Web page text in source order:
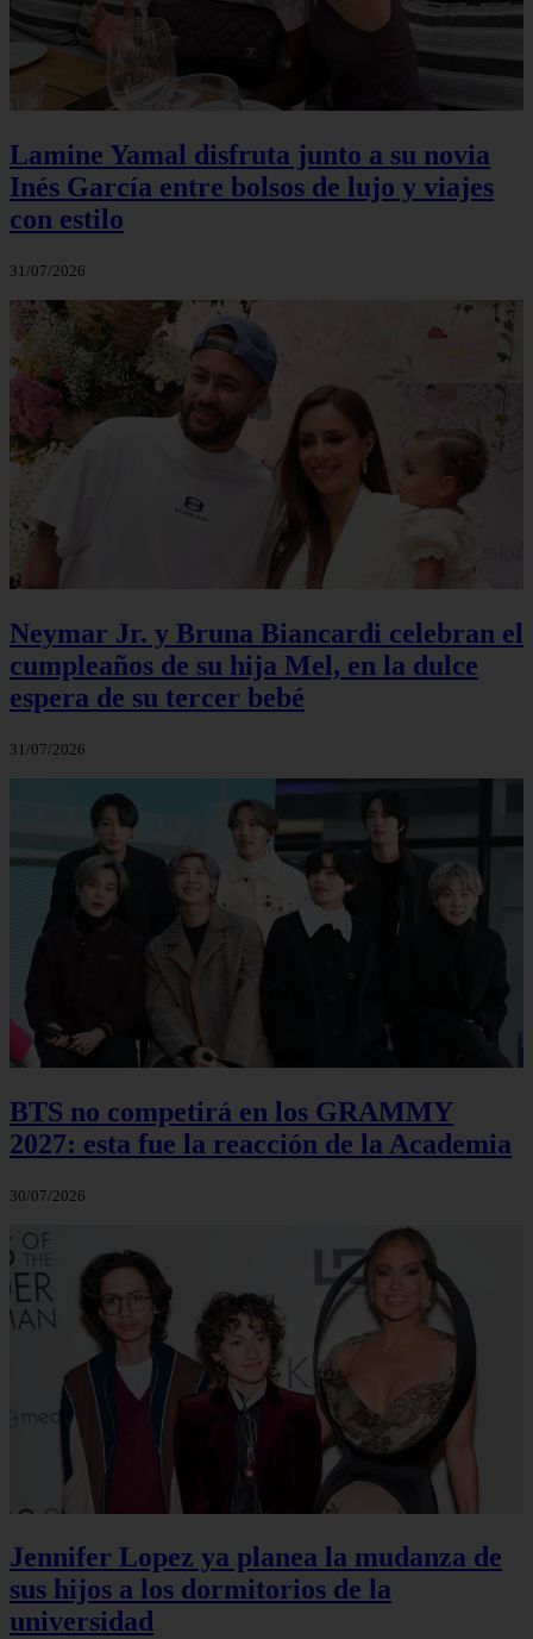
Lamine Yamal disfruta junto a su novia
Inés García entre bolsos de lujo y viajes
con estilo
31/07/2026
Neymar Jr. y Bruna Biancardi celebran el
cumpleaños de su hija Mel, en la dulce
espera de su tercer bebé
31/07/2026
BTS no competirá en los GRAMMY
2027: esta fue la reacción de la Academia
30/07/2026
Jennifer Lopez ya planea la mudanza de
sus hijos a los dormitorios de la
universidad